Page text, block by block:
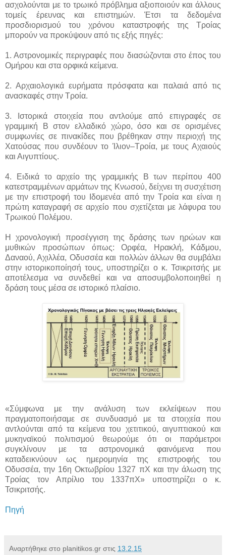
ασχολούνται με το τρωικό πρόβλημα αξιοποιούν και άλλους
τομείς έρευνας και επιστημών. Έτσι τα δεδομένα
προσδιορισμού του χρόνου καταστροφής της Τροίας
μπορούν να προκύψουν από τις εξής πηγές:
1. Αστρονομικές περιγραφές που διασώζονται στο έπος του
Ομήρου και στα ορφικά κείμενα.
2. Αρχαιολογικά ευρήματα πρόσφατα και παλαιά από τις
ανασκαφές στην Τροία.
3. Ιστορικά στοιχεία που αντλούμε από επιγραφές σε
γραμμική Β στον ελλαδικό χώρο, όσο και σε ορισμένες
συμφωνίες σε πινακίδες που βρέθηκαν στην περιοχή της
Χατούσας που συνδέουν το Ίλιον–Τροία, με τους Αχαιούς
και Αιγυπτίους.
4. Ειδικά το αρχείο της γραμμικής Β των περίπου 400
κατεστραμμένων αρμάτων της Κνωσού, δείχνει τη συσχέτιση
με την επιστροφή του Ιδομενέα από την Τροία και είναι η
πρώτη καταγραφή σε αρχείο που σχετίζεται με λάφυρα του
Τρωικού Πολέμου.
Η χρονολογική προσέγγιση της δράσης των ηρώων και
μυθικών προσώπων όπως: Ορφέα, Ηρακλή, Κάδμου,
Δαναού, Αχιλλέα, Οδυσσέα και πολλών άλλων θα συμβάλει
στην ιστορικοποίησή τους, υποστηρίζει ο κ. Τσικριτσής με
αποτέλεσμα να συνδεθεί και να αποσυμβολοποιηθεί η
δράση τους μέσα σε ιστορικό πλαίσιο.
«Σύμφωνα με την ανάλυση των εκλείψεων που
πραγματοποιήσαμε σε συνδυασμό με τα στοιχεία που
αντλούνται από τα κείμενα του χετιτικού, αιγυπτιακού και
μυκηναϊκού πολιτισμού θεωρούμε ότι οι παράμετροι
συγκλίνουν με τα αστρονομικά φαινόμενα που
καταδεικνύουν ως ημερομηνία της επιστροφής του
Οδυσσέα, την 16η Οκτωβρίου 1327 πΧ και την άλωση της
Τροίας τον Απρίλιο του 1337πΧ» υποστηρίζει ο κ.
Τσικριτσής.
Πηγή
Αναρτήθηκε στο planitikos.gr στις 13.2.15